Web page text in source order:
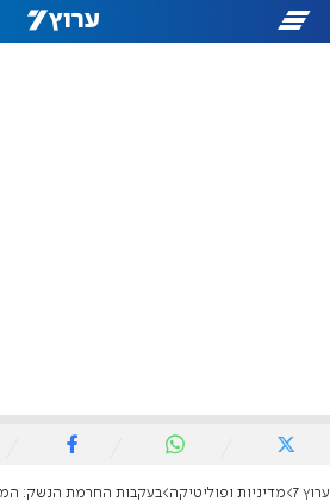
ערוץ 7 מדיניות ופוליטיקה בעקבות החרמת הנשק: המשטרה תפצה את